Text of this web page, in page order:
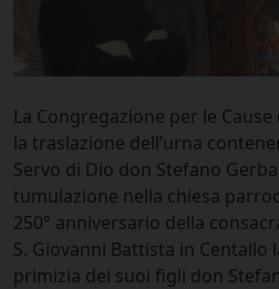
La Congregazione per le
la traslazione dell’urna
Servo di Dio don Stefano
tumulazione nella chiesa
250° anniversario della
S. Giovanni Battista in Centallo
primizia dei suoi figli don